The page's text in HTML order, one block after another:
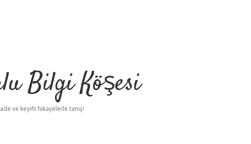
Bilgi Köşesi
ve keyifli hikayelerle tanış!